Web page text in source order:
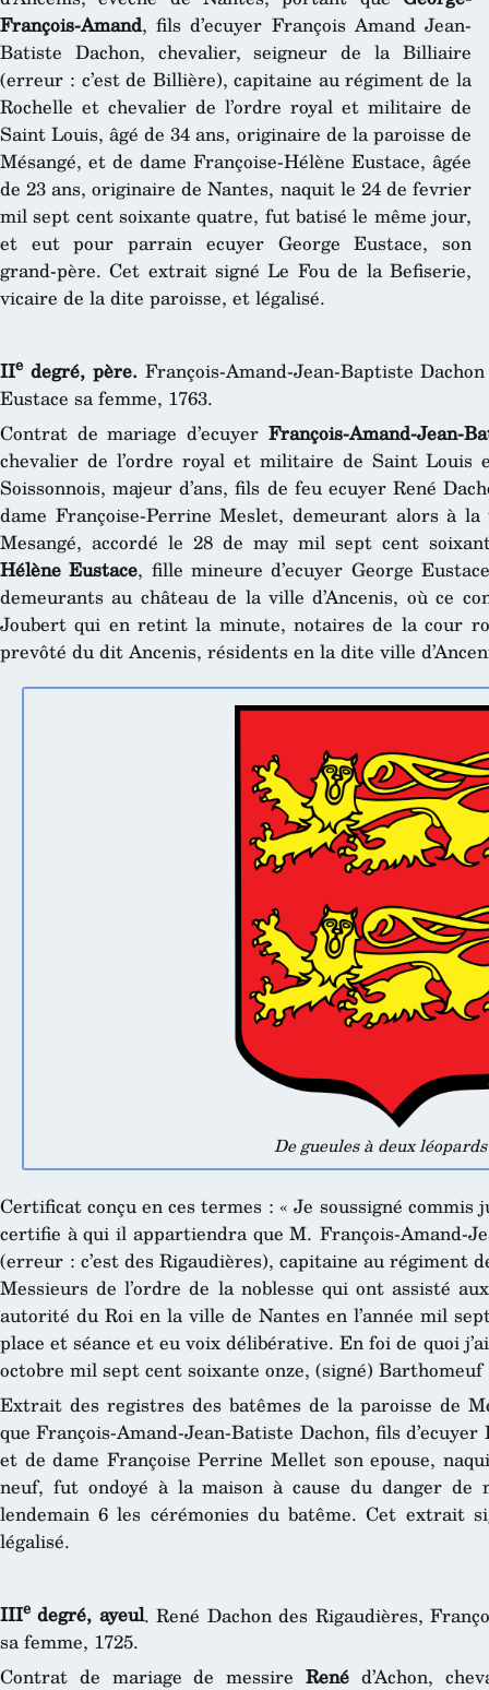
François-Amand, fils d’ecuyer François Amand Jean-
Batiste Dachon, chevalier, seigneur de la Billiaire
(erreur : c’est de Billière), capitaine au régiment de la
Rochelle et chevalier de l’ordre royal et militaire de
Saint Louis, âgé de 34 ans, originaire de la paroisse de
Mésangé, et de dame Françoise-Hélène Eustace, âgée
de 23 ans, originaire de Nantes, naquit le 24 de fevrier
mil sept cent soixante quatre, fut batisé le même jour,
et eut pour parrain ecuyer George Eustace, son
grand-père. Cet extrait signé Le Fou de la Befiserie,
vicaire de la dite paroisse, et légalisé.
IIe degré, père. François-Amand-Jean-Baptiste
Eustace sa femme, 1763.
Contrat de mariage d’ecuyer François-Amand-Jean-
chevalier de l’ordre royal et militaire de Saint Louis
Soissonnois, majeur d’ans, fils de feu ecuyer René
dame Françoise-Perrine Meslet, demeurant alors à
Mesangé, accordé le 28 de may mil sept cent
Hélène Eustace, fille mineure d’ecuyer George
demeurants au château de la ville d’Ancenis, où ce
Joubert qui en retint la minute, notaires de la cour
prevôté du dit Ancenis, résidents en la dite ville
De gueules à deux léopards
Certificat conçu en ces termes : « Je soussigné
certifie à qui il appartiendra que M. François-Amand-
(erreur : c’est des Rigaudières), capitaine au régiment
Messieurs de l’ordre de la noblesse qui ont assisté
autorité du Roi en la ville de Nantes en l’année mil
place et séance et eu voix délibérative. En foi de quoi
octobre mil sept cent soixante onze, (signé) Barthomeuf
Extrait des registres des batêmes de la paroisse de
que François-Amand-Jean-Batiste Dachon, fils
et de dame Françoise Perrine Mellet son epouse,
neuf, fut ondoyé à la maison à cause du danger
lendemain 6 les cérémonies du batême. Cet extrait
légalisé.
IIIe degré, ayeul. René Dachon des Rigaudières,
sa femme, 1725.
Contrat de mariage de messireRené d’Achon,